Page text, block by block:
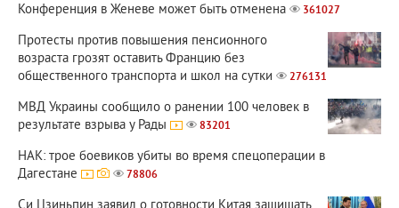
Конференция в Женеве может быть отменена 361027
Протесты против повышения пенсионного
возраста грозят оставить Францию без
общественного транспорта и школ на сутки
276131
МВД Украины сообщило о ранении 100 человек в
результате взрыва у Рады
83201
НАК: трое боевиков убиты во время спецоперации в
Дагестане
78806